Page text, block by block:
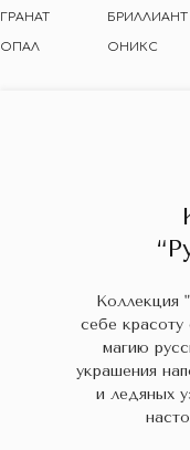
ГРАНАТ БРИЛЛИАНТ
ОНИКС
ОПАЛ
Коллекция
себе
магию
украшения
и ледяных